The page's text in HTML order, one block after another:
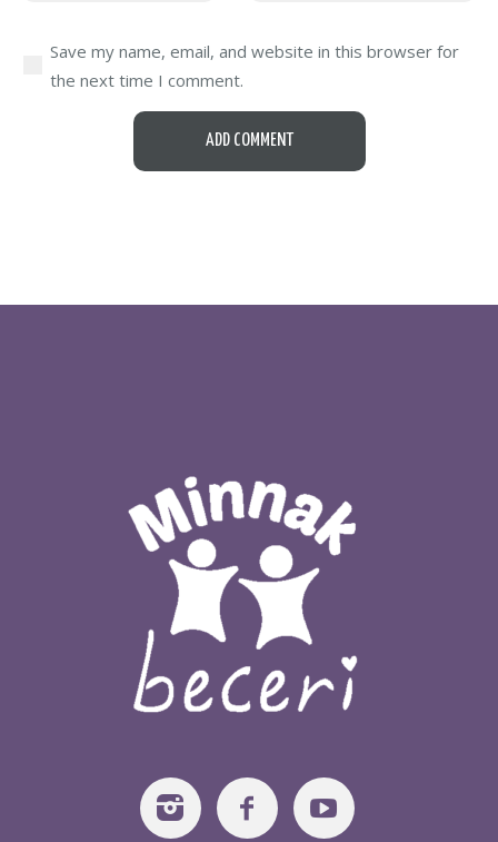
Save my name, email, and website in this browser for
the next time I comment.